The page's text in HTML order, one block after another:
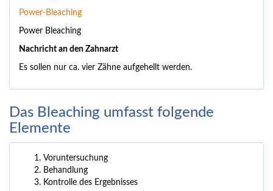
Power-Bleaching
Power Bleaching
Nachricht an den Zahnarzt
Es sollen nur ca. vier Zähne aufgehellt werden.
Das Bleaching umfasst folgende
Elemente
Voruntersuchung
Behandlung
Kontrolle des Ergebnisses